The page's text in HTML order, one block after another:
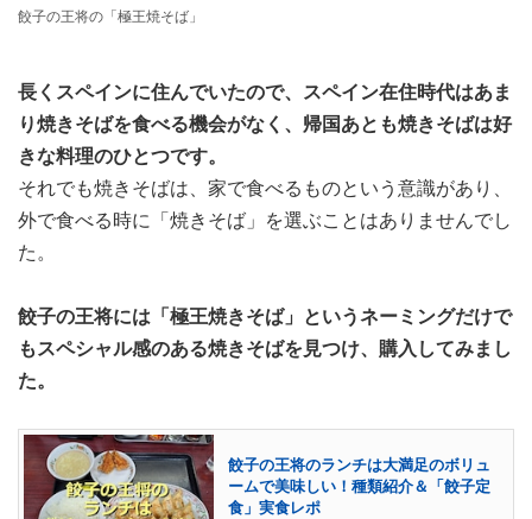
餃子の王将の「極王焼そば」
長くスペインに住んでいたので、スペイン在住時代はあま
り焼きそばを食べる機会がなく、帰国あとも焼きそばは好
きな料理のひとつです。
それでも焼きそばは、家で食べるものという意識があり、
外で食べる時に「焼きそば」を選ぶことはありませんでし
た。
餃子の王将には「極王焼きそば」というネーミングだけで
もスペシャル感のある焼きそばを見つけ、購入してみまし
た。
餃子の王将のランチは大満足のボリュ
ームで美味しい！種類紹介＆「餃子定
食」実食レポ